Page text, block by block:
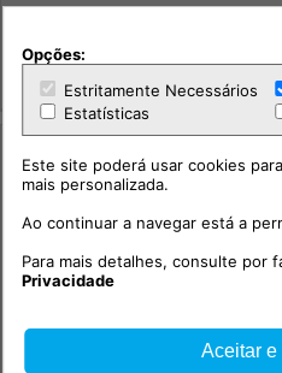
Opções:
Estritamente Necessários
Estatísticas
Este site poderá usar cookies
mais personalizada.
Ao continuar a navegar está a
Para mais detalhes, consulte por
Privacidade
Aceitar e